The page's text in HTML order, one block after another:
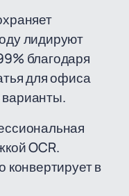
лидируют
благодаря
для офиса
OCR.
конвертирует в